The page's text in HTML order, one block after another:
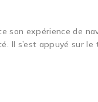
expérience de
s’est appuyé sur